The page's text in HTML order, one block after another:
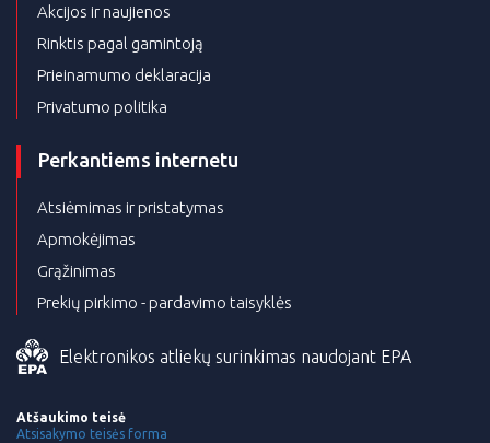
Akcijos ir naujienos
Rinktis pagal gamintoją
Prieinamumo deklaracija
Privatumo politika
Perkantiems internetu
Atsiėmimas ir pristatymas
Apmokėjimas
Grąžinimas
Prekių pirkimo - pardavimo taisyklės
Elektronikos atliekų surinkimas naudojant EPA
Atšaukimo teisė
Atsisakymo teisės forma